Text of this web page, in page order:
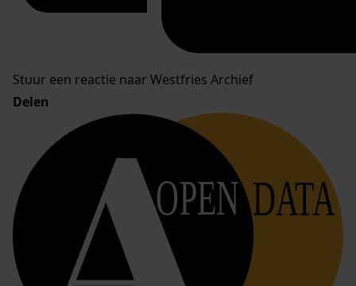
Stuur een reactie naar Westfries Archief
Delen
OPEN DATA